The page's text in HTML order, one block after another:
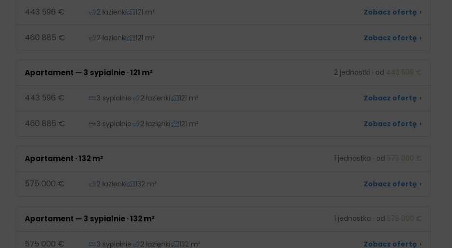
443 596 € 2 łazienki 121 m² Zobacz ofertę ›
460 885 € 2 łazienki 121 m² Zobacz ofertę ›
Apartament — 3 sypialnie · 121 m² 2 jednostki · od 443 596 €
443 596 € 3 sypialnie 2 łazienki 121 m² Zobacz ofertę ›
460 885 € 3 sypialnie 2 łazienki 121 m² Zobacz ofertę ›
Apartament · 132 m² 1 jednostka · od 575 000 €
575 000 € 2 łazienki 132 m² Zobacz ofertę ›
Apartament — 3 sypialnie · 132 m² 1 jednostka · od 575 000 €
575 000 € 3 sypialnie 2 łazienki 132 m² Zobacz ofertę ›